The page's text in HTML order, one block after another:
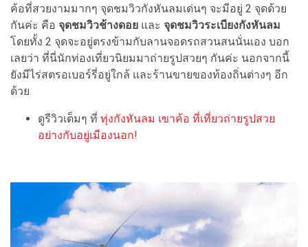
ค้อที่สวยงามมากๆ จุดชมวิวกังหันลมเด่นๆ จะมีอยู่ 2 จุดด้วย
กันค่ะ คือ จุดชมวิวช้างดอย และ จุดชมวิวระเบียงกังหันลม
โดยทั้ง 2 จุดจะอยู่ตรงข้ามกับลานจอดรถสวนสนนั่นเอง บอก
เลยว่า ที่นี่นักท่องเที่ยวนิยมมาถ่ายรูปสวยๆ กันค่ะ นอกจากนี้
ยังมีไร่สตรอเบอร์รี่อยู่ใกล้ และร้านขายของท้องถิ่นต่างๆ อีก
ด้วย
ดูรีวิวเต็มๆ ที่ ทุ่งกังหันลม เขาค้อ ที่เที่ยวถ่ายรูปสวย
อย่างกับอยู่เมืองนอก!